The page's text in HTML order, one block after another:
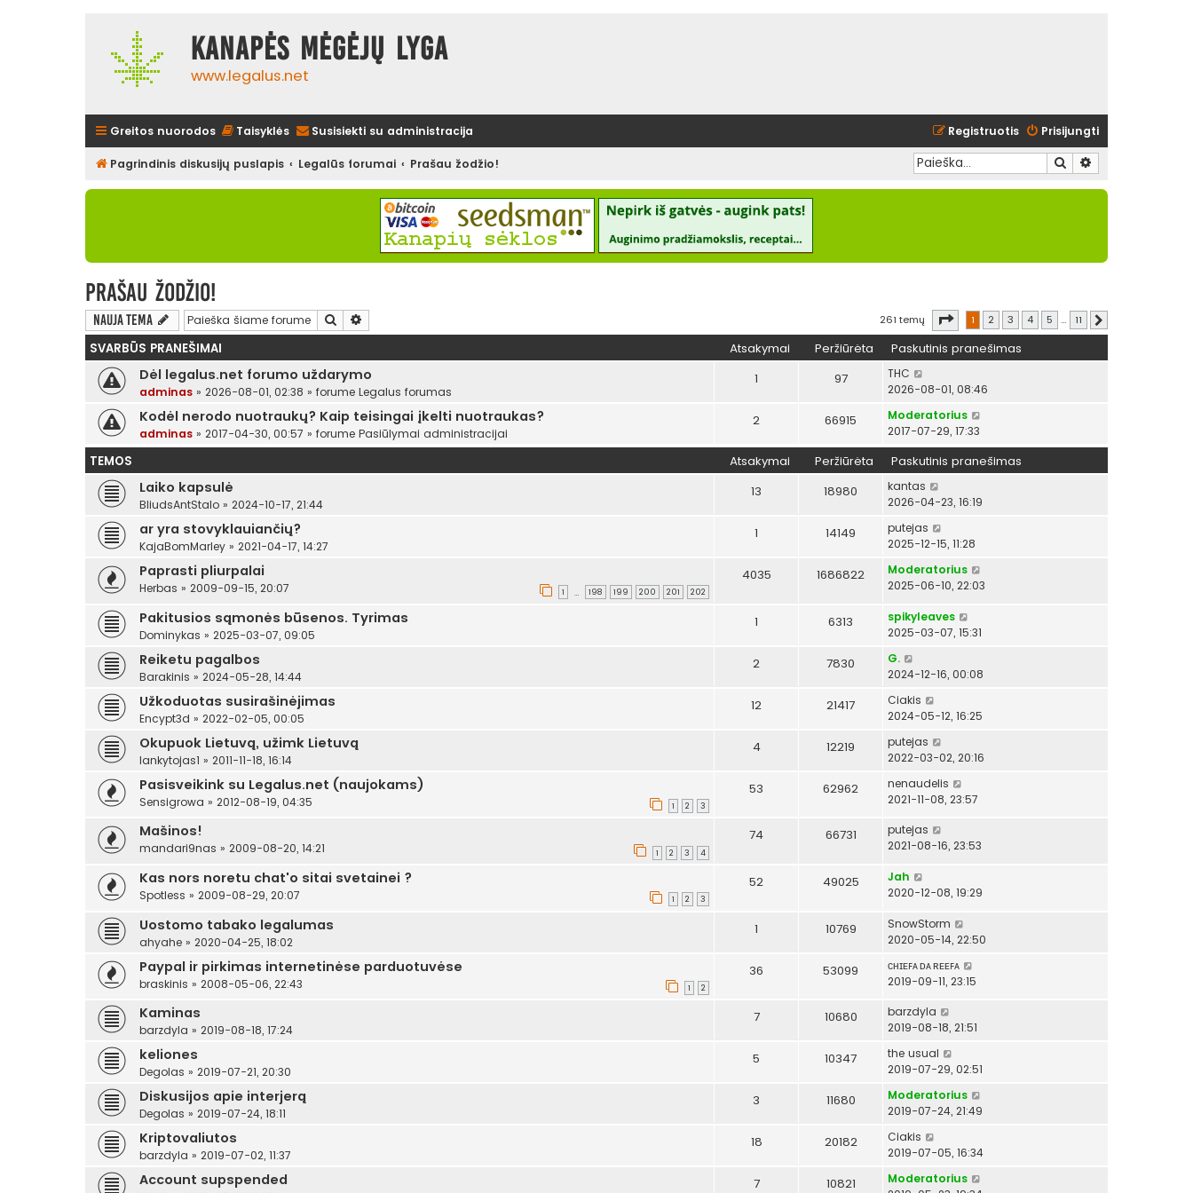
Kanapės mėgėjų lyga
www.legalus.net
Greitos nuorodos Taisyklės Susisiekti su administracija Prisijungti
Registruotis
Pagrindinis diskusijų puslapis Legalūs forumai Prašau žodžio! Ieškoti
Prašau žodžio!
Nauja tema Ieškoti 261 temų Puslapis iš
1 2 3 4 5 … 11
SVARBŪS PRANEŠIMAI Atsakymai Peržiūrėta Paskutinis pranešimas
Dėl legalus.net forumo uždarymo
adminas » 2026-08-01, 02:38 » forume Legalus forumas
1 97
THC
2026-08-01, 08:46
Kodėl nerodo nuotraukų? Kaip teisingai įkelti nuotraukas?
adminas » 2017-04-30, 00:57 » forume Pasiūlymai administracijai
2 66915
Moderatorius
2017-07-29, 17:33
TEMOS Atsakymai Peržiūrėta Paskutinis pranešimas
Laiko kapsulė
BliudsAntStalo » 2024-10-17, 21:44
13 18980
kantas
2026-04-23, 16:19
ar yra stovyklauiančių?
KajaBomMarley » 2021-04-17, 14:27
1 14149
putejas
2025-12-15, 11:28
Paprasti pliurpalai
Herbas » 2009-09-15, 20:07 1 … 198 199 200 201 202
4035 1686822
Moderatorius
2025-06-10, 22:03
Pakitusios sąmonės būsenos. Tyrimas
Dominykas » 2025-03-07, 09:05
1 6313
spikyleaves
2025-03-07, 15:31
Reiketu pagalbos
Barakinis » 2024-05-28, 14:44
2 7830
G.
2024-12-16, 00:08
Užkoduotas susirašinėjimas
Encypt3d » 2022-02-05, 00:05
12 21417
Ciakis
2024-05-12, 16:25
Okupuok Lietuvą, užimk Lietuvą
lankytojas1 » 2011-11-18, 16:14
4 12219
putejas
2022-03-02, 20:16
Pasisveikink su Legalus.net (naujokams)
Sensigrowa » 2012-08-19, 04:35 1 2 3
53 62962
nenaudelis
2021-11-08, 23:57
Mašinos!
mandari9nas » 2009-08-20, 14:21 1 2 3 4
74 66731
putejas
2021-08-16, 23:53
Kas nors noretu chat'o sitai svetainei ?
Spotless » 2009-08-29, 20:07 1 2 3
52 49025
Jah
2020-12-08, 19:29
Uostomo tabako legalumas
ahyahe » 2020-04-25, 18:02
1 10769
SnowStorm
2020-05-14, 22:50
Paypal ir pirkimas internetinėse parduotuvėse
braskinis » 2008-05-06, 22:43 1 2
36 53099
ᴄʜɪᴇꜰᴀ ᴅᴀ ʀᴇᴇꜰᴀ
2019-09-11, 23:15
Kaminas
barzdyla » 2019-08-18, 17:24
7 10680
barzdyla
2019-08-18, 21:51
keliones
Degolas » 2019-07-21, 20:30
5 10347
the usual
2019-07-29, 02:51
Diskusijos apie interjerą
Degolas » 2019-07-24, 18:11
3 11680
Moderatorius
2019-07-24, 21:49
Kriptovaliutos
barzdyla » 2019-07-02, 11:37
18 20182
Ciakis
2019-07-05, 16:34
Account supspended 7 10821
Moderatorius